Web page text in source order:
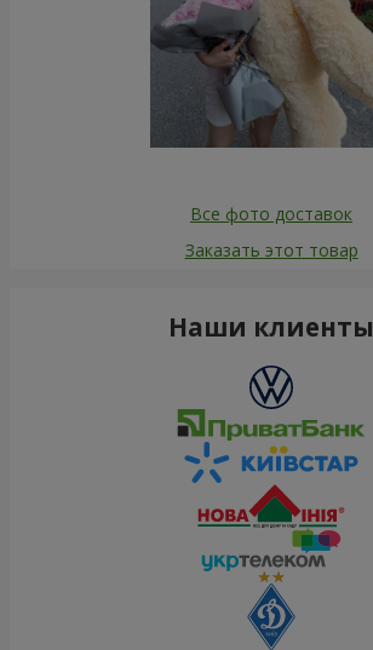
Все фото доставок
Заказать этот товар
Наши клиенты